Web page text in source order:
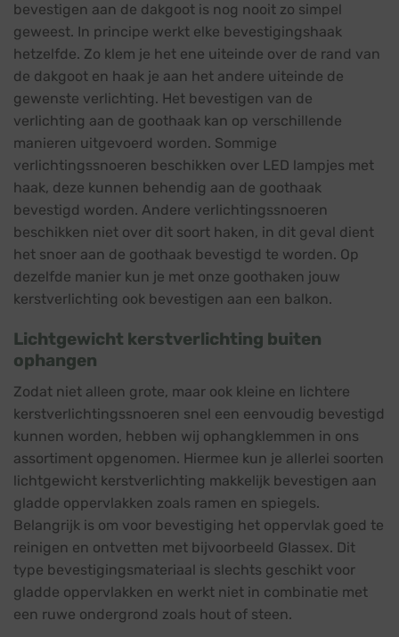
bevestigen aan de dakgoot is nog nooit zo simpel
geweest. In principe werkt elke bevestigingshaak
hetzelfde. Zo klem je het ene uiteinde over de rand van
de dakgoot en haak je aan het andere uiteinde de
gewenste verlichting. Het bevestigen van de
verlichting aan de goothaak kan op verschillende
manieren uitgevoerd worden. Sommige
verlichtingssnoeren beschikken over LED lampjes met
haak, deze kunnen behendig aan de goothaak
bevestigd worden. Andere verlichtingssnoeren
beschikken niet over dit soort haken, in dit geval dient
het snoer aan de goothaak bevestigd te worden. Op
dezelfde manier kun je met onze goothaken jouw
kerstverlichting ook bevestigen aan een balkon.
Lichtgewicht kerstverlichting buiten
ophangen
Zodat niet alleen grote, maar ook kleine en lichtere
kerstverlichtingssnoeren snel een eenvoudig bevestigd
kunnen worden, hebben wij ophangklemmen in ons
assortiment opgenomen. Hiermee kun je allerlei soorten
lichtgewicht kerstverlichting makkelijk bevestigen aan
gladde oppervlakken zoals ramen en spiegels.
Belangrijk is om voor bevestiging het oppervlak goed te
reinigen en ontvetten met bijvoorbeeld Glassex. Dit
type bevestigingsmateriaal is slechts geschikt voor
gladde oppervlakken en werkt niet in combinatie met
een ruwe ondergrond zoals hout of steen.